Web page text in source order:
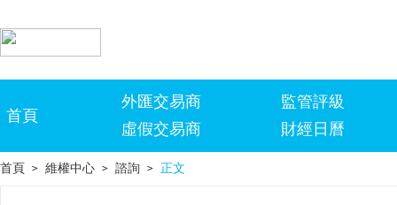
首頁
外匯交易商
虛假交易商
監管評級
財經日曆
首頁 > 維權中心 > 諮詢 > 正文